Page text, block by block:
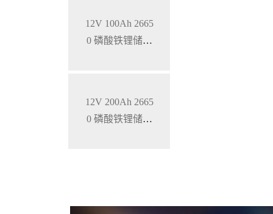
12V 100Ah 2665
0 磷酸铁锂储能
12V 200Ah 2665
0 磷酸铁锂储能